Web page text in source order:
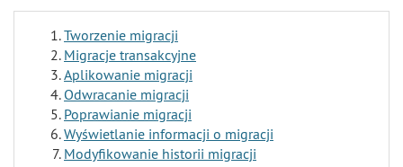
Tworzenie migracji
Migracje transakcyjne
Aplikowanie migracji
Odwracanie migracji
Poprawianie migracji
Wyświetlanie informacji o migracji
Modyfikowanie historii migracji